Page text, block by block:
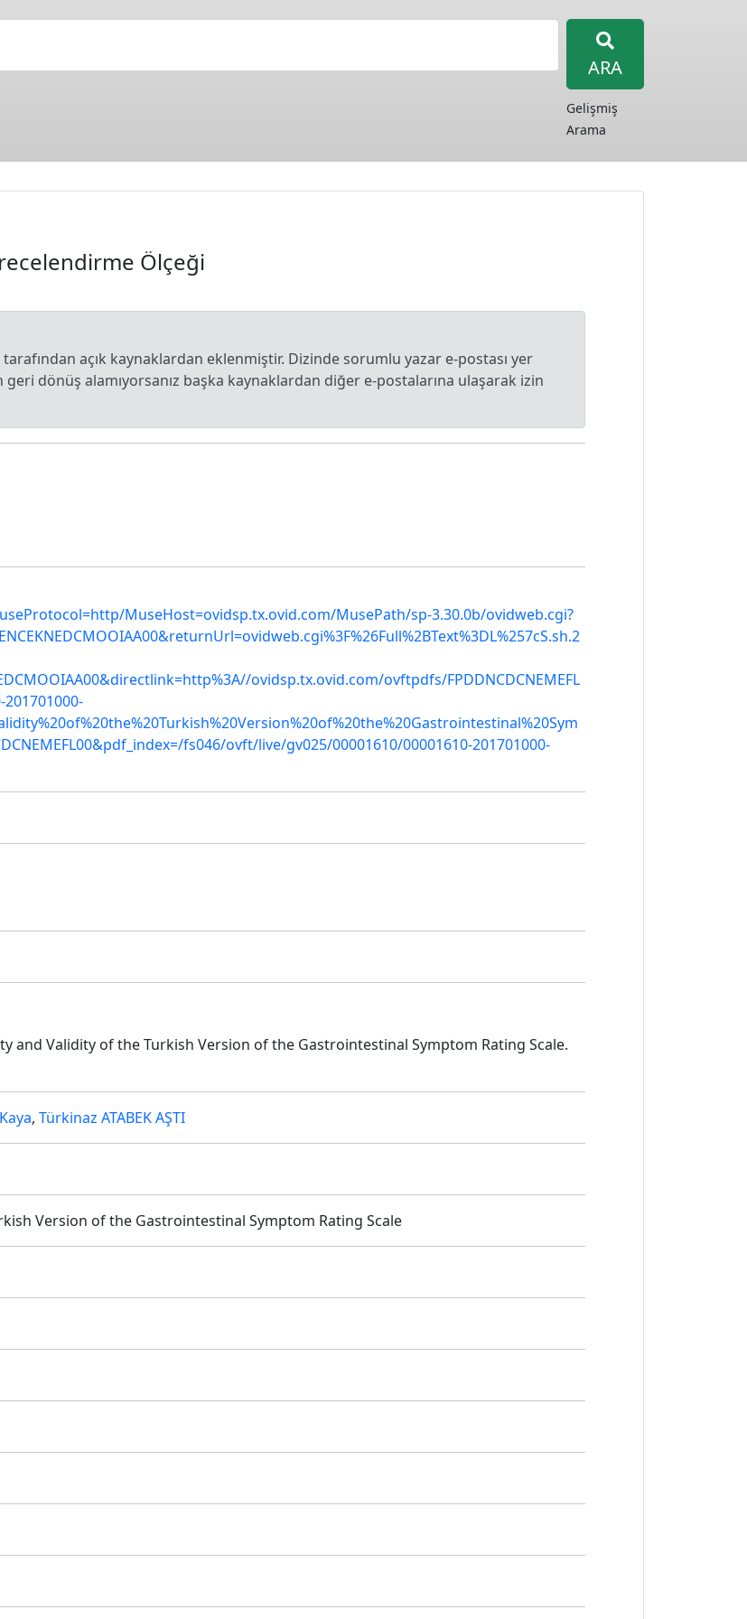
ARA
Gelişmiş
Arama
Ölçeği
açık kaynaklardan eklenmiştir. Dizinde sorumlu yazar e-postası yer
dönüş alamıyorsanız başka kaynaklardan diğer e-postalarına ulaşarak izin
MuseHost=ovidsp.tx.ovid.com/MusePath/sp-3.30.0b/ovidweb.cgi?
ovidsp.tx.ovid.com/ovftpdfs/FPDDNCDCNEMEFL
fs046/ovft/live/gv025/00001610/00001610-201701000-
and Validity of the Turkish Version of the Gastrointestinal Symptom Rating Scale.
, Türkinaz ATABEK AŞTI
Version of the Gastrointestinal Symptom Rating Scale